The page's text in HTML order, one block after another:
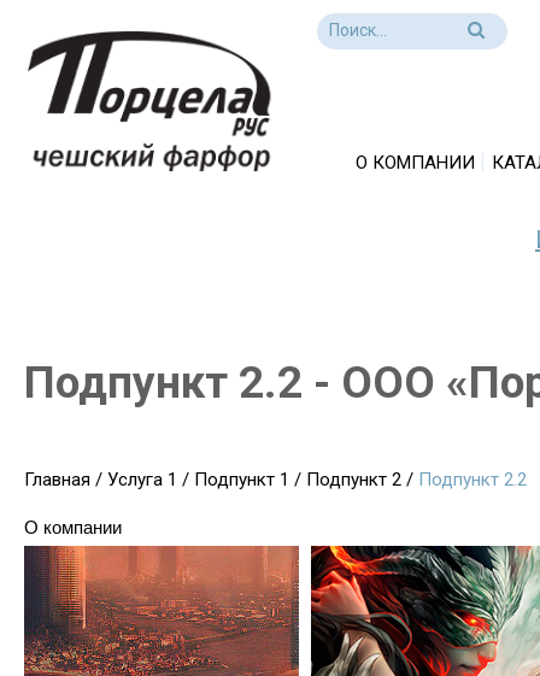
О КОМПАНИИ
Подпункт 2.2 - ООО
Главная / Услуга 1 / Подпункт 1 / Подпункт 2 / Подпункт 2.2
О компании